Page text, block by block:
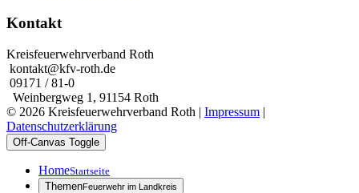
Kontakt
Kreisfeuerwehrverband Roth
kontakt@kfv-roth.de
09171 / 81-0
Weinbergweg 1, 91154 Roth
© 2026 Kreisfeuerwehrverband Roth | Impressum |
Datenschutzerklärung
Off-Canvas Toggle
HomeStartseite
ThemenFeuerwehr im Landkreis